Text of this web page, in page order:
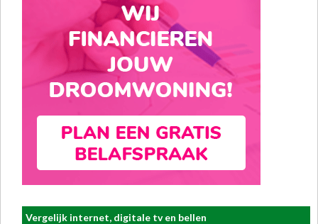
Vergelijk internet, digitale tv en bellen